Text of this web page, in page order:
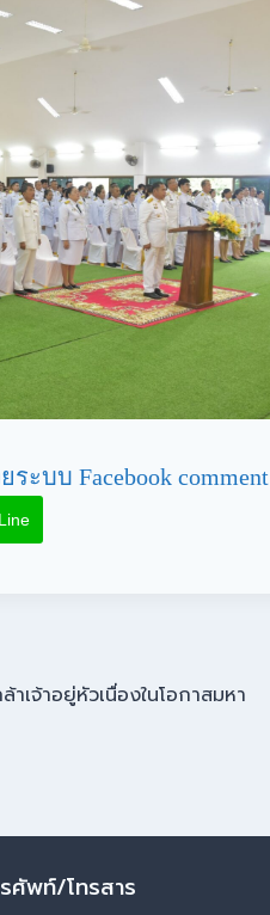
บบ Facebook comment
Line
าเจ้าอยู่หัวเนื่องในโอกาสมหา
ศัพท์/โทรสาร